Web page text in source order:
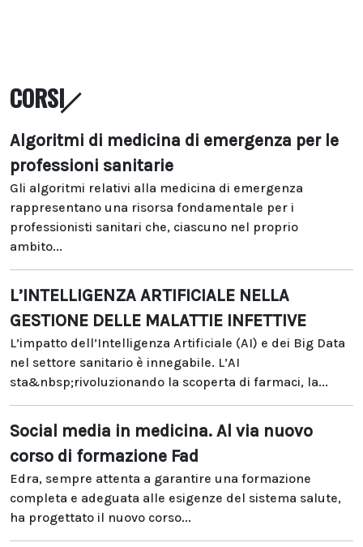
CORSI
Algoritmi di medicina di emergenza per le
professioni sanitarie
Gli algoritmi relativi alla medicina di emergenza
rappresentano una risorsa fondamentale per i
professionisti sanitari che, ciascuno nel proprio
ambito...
L’INTELLIGENZA ARTIFICIALE NELLA
GESTIONE DELLE MALATTIE INFETTIVE
L’impatto dell’Intelligenza Artificiale (AI) e dei Big Data
nel settore sanitario è innegabile. L’AI
sta&nbsp;rivoluzionando la scoperta di farmaci, la...
Social media in medicina. Al via nuovo
corso di formazione Fad
Edra, sempre attenta a garantire una formazione
completa e adeguata alle esigenze del sistema salute,
ha progettato il nuovo corso...